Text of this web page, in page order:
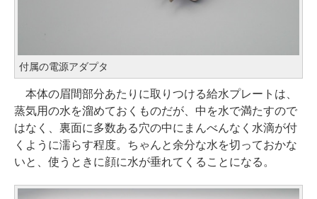
付属の電源アダプタ
本体の眉間部分あたりに取りつける給水プレートは、
蒸気用の水を溜めておくものだが、中を水で満たすので
はなく、裏面に多数ある穴の中にまんべんなく水滴が付
くように濡らす程度。ちゃんと余分な水を切っておかな
いと、使うときに顔に水が垂れてくることになる。